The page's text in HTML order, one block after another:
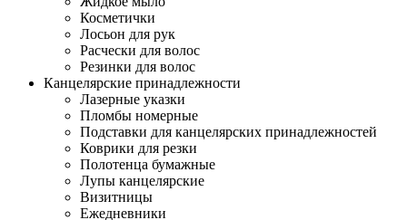
Косметички
Лосьон для рук
Расчески для волос
Резинки для волос
Канцелярские принадлежности
Лазерные указки
Пломбы номерные
Подставки для канцелярских принадлежностей
Коврики для резки
Полотенца бумажные
Лупы канцелярские
Визитницы
Ежедневники